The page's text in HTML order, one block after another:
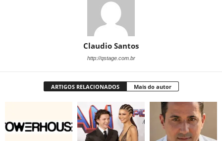
Claudio Santos
http://qstage.com.br
ARTIGOS RELACIONADOS Mais do autor